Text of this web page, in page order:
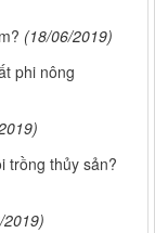
(18/06/2019)
phi nông
trồng thủy sản?
2019)